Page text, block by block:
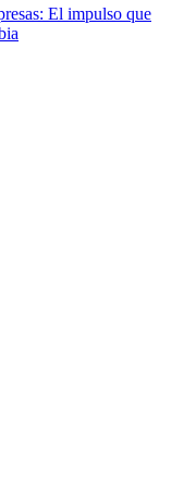
El impulso que